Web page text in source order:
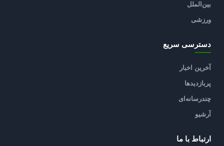
بین‌الملل
ورزشی
دسترسی سریع
آخرین اخبار
پربازدیدها
چندرسانه‌ای
آرشیو
ارتباط با ما